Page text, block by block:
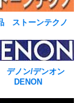
ストーンテクノ
デノン/デンオン
DENON